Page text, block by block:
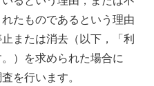
たものであるという理由
または消去（以下，「利
）を求められた場合に
を行います。